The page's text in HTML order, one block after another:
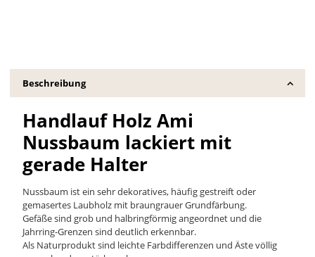
Beschreibung
Handlauf Holz Ami
Nussbaum lackiert mit
gerade Halter
Nussbaum ist ein sehr dekoratives, häufig gestreift oder
gemasertes Laubholz mit braungrauer Grundfärbung.
Gefäße sind grob und halbringförmig angeordnet und die
Jahrring-Grenzen sind deutlich erkennbar.
Als Naturprodukt sind leichte Farbdifferenzen und Äste völlig